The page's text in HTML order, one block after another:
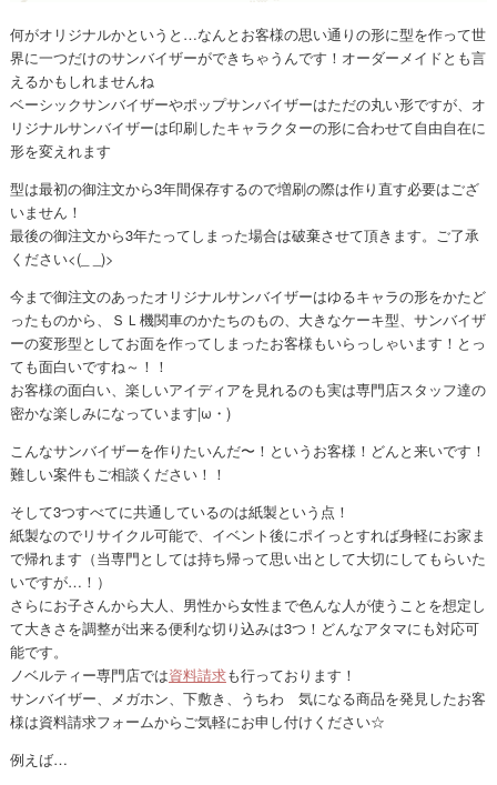
何がオリジナルかというと…なんとお客様の思い通りの形に型を作って世
界に一つだけのサンバイザーができちゃうんです！オーダーメイドとも言
えるかもしれませんね
ベーシックサンバイザーやポップサンバイザーはただの丸い形ですが、オ
リジナルサンバイザーは印刷したキャラクターの形に合わせて自由自在に
形を変えれます
型は最初の御注文から3年間保存するので増刷の際は作り直す必要はござ
いません！
最後の御注文から3年たってしまった場合は破棄させて頂きます。ご了承
ください<(_ _)>
今まで御注文のあったオリジナルサンバイザーはゆるキャラの形をかたど
ったものから、ＳＬ機関車のかたちのもの、大きなケーキ型、サンバイザ
ーの変形型としてお面を作ってしまったお客様もいらっしゃいます！とっ
ても面白いですね～！！
お客様の面白い、楽しいアイディアを見れるのも実は専門店スタッフ達の
密かな楽しみになっています|ω・)
こんなサンバイザーを作りたいんだ〜！というお客様！どんと来いです！
難しい案件もご相談ください！！
そして3つすべてに共通しているのは紙製という点！
紙製なのでリサイクル可能で、イベント後にポイっとすれば身軽にお家ま
で帰れます（当専門としては持ち帰って思い出として大切にしてもらいた
いですが…！）
さらにお子さんから大人、男性から女性まで色んな人が使うことを想定し
て大きさを調整が出来る便利な切り込みは3つ！どんなアタマにも対応可
能です。
ノベルティー専門店では資料請求も行っております！
サンバイザー、メガホン、下敷き、うちわ 気になる商品を発見したお客
様は資料請求フォームからご気軽にお申し付けください☆
例えば…